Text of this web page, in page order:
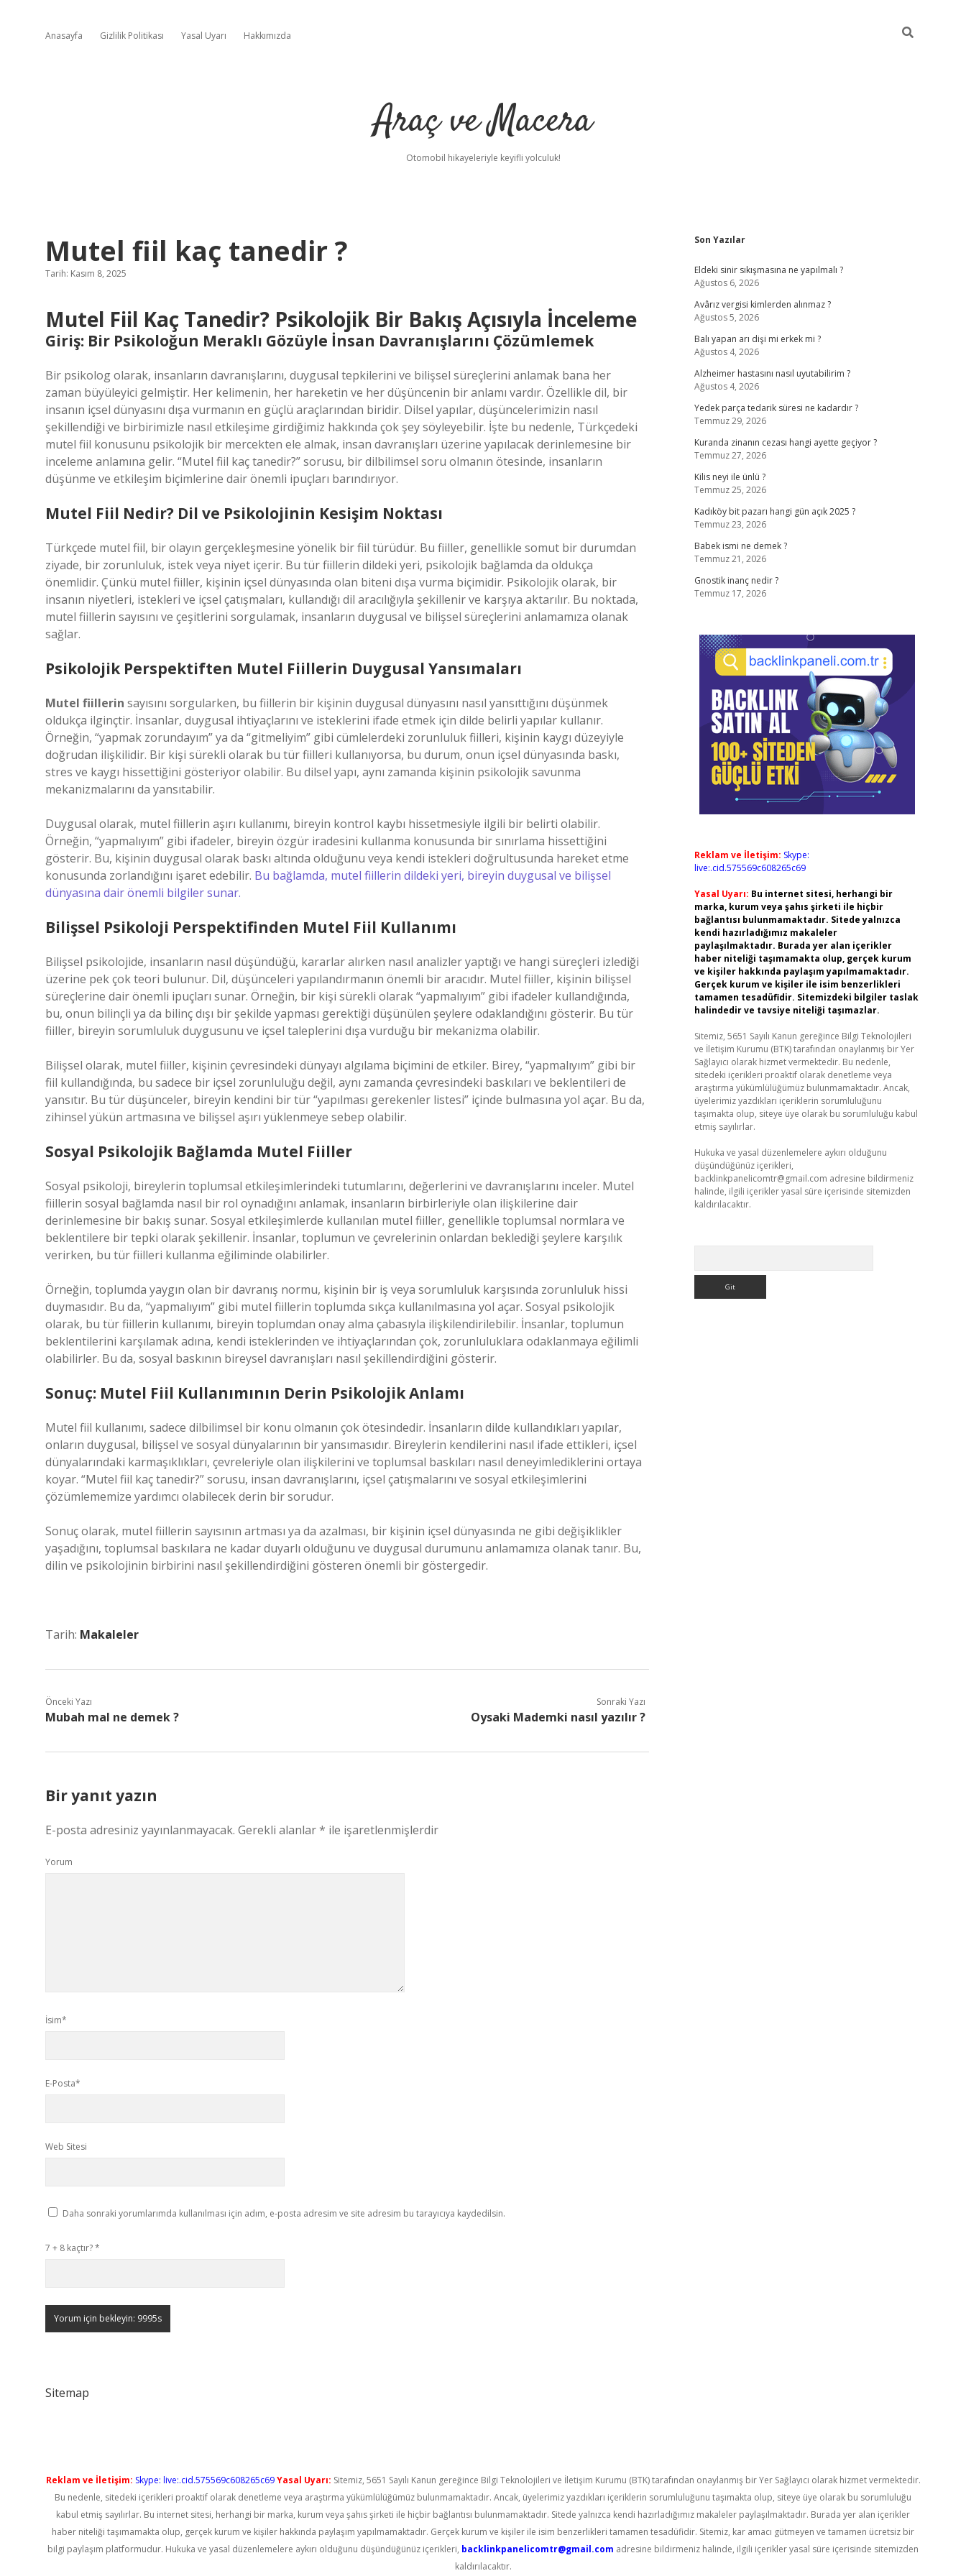
Anasayfa Gizlilik Politikası Yasal Uyarı Hakkımızda
Araç ve Macera
Otomobil hikayeleriyle keyifli yolculuk!
Mutel fiil kaç tanedir ?
Tarih: Kasım 8, 2025
Mutel Fiil Kaç Tanedir? Psikolojik Bir Bakış Açısıyla İnceleme
Giriş: Bir Psikoloğun Meraklı Gözüyle İnsan Davranışlarını Çözümlemek
Bir psikolog olarak, insanların davranışlarını, duygusal tepkilerini ve bilişsel süreçlerini anlamak bana her
zaman büyüleyici gelmiştir. Her kelimenin, her hareketin ve her düşüncenin bir anlamı vardır. Özellikle dil, bir
insanın içsel dünyasını dışa vurmanın en güçlü araçlarından biridir. Dilsel yapılar, düşüncelerimizin nasıl
şekillendiği ve birbirimizle nasıl etkileşime girdiğimiz hakkında çok şey söyleyebilir. İşte bu nedenle, Türkçedeki
mutel fiil konusunu psikolojik bir mercekten ele almak, insan davranışları üzerine yapılacak derinlemesine bir
inceleme anlamına gelir. “Mutel fiil kaç tanedir?” sorusu, bir dilbilimsel soru olmanın ötesinde, insanların
düşünme ve etkileşim biçimlerine dair önemli ipuçları barındırıyor.
Mutel Fiil Nedir? Dil ve Psikolojinin Kesişim Noktası
Türkçede mutel fiil, bir olayın gerçekleşmesine yönelik bir fiil türüdür. Bu fiiller, genellikle somut bir durumdan
ziyade, bir zorunluluk, istek veya niyet içerir. Bu tür fiillerin dildeki yeri, psikolojik bağlamda da oldukça
önemlidir. Çünkü mutel fiiller, kişinin içsel dünyasında olan biteni dışa vurma biçimidir. Psikolojik olarak, bir
insanın niyetleri, istekleri ve içsel çatışmaları, kullandığı dil aracılığıyla şekillenir ve karşıya aktarılır. Bu noktada,
mutel fiillerin sayısını ve çeşitlerini sorgulamak, insanların duygusal ve bilişsel süreçlerini anlamamıza olanak
sağlar.
Psikolojik Perspektiften Mutel Fiillerin Duygusal Yansımaları
Mutel fiillerin sayısını sorgularken, bu fiillerin bir kişinin duygusal dünyasını nasıl yansıttığını düşünmek
oldukça ilginçtir. İnsanlar, duygusal ihtiyaçlarını ve isteklerini ifade etmek için dilde belirli yapılar kullanır.
Örneğin, “yapmak zorundayım” ya da “gitmeliyim” gibi cümlelerdeki zorunluluk fiilleri, kişinin kaygı düzeyiyle
doğrudan ilişkilidir. Bir kişi sürekli olarak bu tür fiilleri kullanıyorsa, bu durum, onun içsel dünyasında baskı,
stres ve kaygı hissettiğini gösteriyor olabilir. Bu dilsel yapı, aynı zamanda kişinin psikolojik savunma
mekanizmalarını da yansıtabilir.
Duygusal olarak, mutel fiillerin aşırı kullanımı, bireyin kontrol kaybı hissetmesiyle ilgili bir belirti olabilir.
Örneğin, “yapmalıyım” gibi ifadeler, bireyin özgür iradesini kullanma konusunda bir sınırlama hissettiğini
gösterir. Bu, kişinin duygusal olarak baskı altında olduğunu veya kendi istekleri doğrultusunda hareket etme
konusunda zorlandığını işaret edebilir. Bu bağlamda, mutel fiillerin dildeki yeri, bireyin duygusal ve bilişsel
dünyasına dair önemli bilgiler sunar.
Bilişsel Psikoloji Perspektifinden Mutel Fiil Kullanımı
Bilişsel psikolojide, insanların nasıl düşündüğü, kararlar alırken nasıl analizler yaptığı ve hangi süreçleri izlediği
üzerine pek çok teori bulunur. Dil, düşünceleri yapılandırmanın önemli bir aracıdır. Mutel fiiller, kişinin bilişsel
süreçlerine dair önemli ipuçları sunar. Örneğin, bir kişi sürekli olarak “yapmalıyım” gibi ifadeler kullandığında,
bu, onun bilinçli ya da bilinç dışı bir şekilde yapması gerektiği düşünülen şeylere odaklandığını gösterir. Bu tür
fiiller, bireyin sorumluluk duygusunu ve içsel taleplerini dışa vurduğu bir mekanizma olabilir.
Bilişsel olarak, mutel fiiller, kişinin çevresindeki dünyayı algılama biçimini de etkiler. Birey, “yapmalıyım” gibi bir
fiil kullandığında, bu sadece bir içsel zorunluluğu değil, aynı zamanda çevresindeki baskıları ve beklentileri de
yansıtır. Bu tür düşünceler, bireyin kendini bir tür “yapılması gerekenler listesi” içinde bulmasına yol açar. Bu da,
zihinsel yükün artmasına ve bilişsel aşırı yüklenmeye sebep olabilir.
Sosyal Psikolojik Bağlamda Mutel Fiiller
Sosyal psikoloji, bireylerin toplumsal etkileşimlerindeki tutumlarını, değerlerini ve davranışlarını inceler. Mutel
fiillerin sosyal bağlamda nasıl bir rol oynadığını anlamak, insanların birbirleriyle olan ilişkilerine dair
derinlemesine bir bakış sunar. Sosyal etkileşimlerde kullanılan mutel fiiller, genellikle toplumsal normlara ve
beklentilere bir tepki olarak şekillenir. İnsanlar, toplumun ve çevrelerinin onlardan beklediği şeylere karşılık
verirken, bu tür fiilleri kullanma eğiliminde olabilirler.
Örneğin, toplumda yaygın olan bir davranış normu, kişinin bir iş veya sorumluluk karşısında zorunluluk hissi
duymasıdır. Bu da, “yapmalıyım” gibi mutel fiillerin toplumda sıkça kullanılmasına yol açar. Sosyal psikolojik
olarak, bu tür fiillerin kullanımı, bireyin toplumdan onay alma çabasıyla ilişkilendirilebilir. İnsanlar, toplumun
beklentilerini karşılamak adına, kendi isteklerinden ve ihtiyaçlarından çok, zorunluluklara odaklanmaya eğilimli
olabilirler. Bu da, sosyal baskının bireysel davranışları nasıl şekillendirdiğini gösterir.
Sonuç: Mutel Fiil Kullanımının Derin Psikolojik Anlamı
Mutel fiil kullanımı, sadece dilbilimsel bir konu olmanın çok ötesindedir. İnsanların dilde kullandıkları yapılar,
onların duygusal, bilişsel ve sosyal dünyalarının bir yansımasıdır. Bireylerin kendilerini nasıl ifade ettikleri, içsel
dünyalarındaki karmaşıklıkları, çevreleriyle olan ilişkilerini ve toplumsal baskıları nasıl deneyimlediklerini ortaya
koyar. “Mutel fiil kaç tanedir?” sorusu, insan davranışlarını, içsel çatışmalarını ve sosyal etkileşimlerini
çözümlememize yardımcı olabilecek derin bir sorudur.
Sonuç olarak, mutel fiillerin sayısının artması ya da azalması, bir kişinin içsel dünyasında ne gibi değişiklikler
yaşadığını, toplumsal baskılara ne kadar duyarlı olduğunu ve duygusal durumunu anlamamıza olanak tanır. Bu,
dilin ve psikolojinin birbirini nasıl şekillendirdiğini gösteren önemli bir göstergedir.
Tarih: Makaleler
Önceki Yazı
Mubah mal ne demek ?
Sonraki Yazı
Oysaki Mademki nasıl yazılır ?
Bir yanıt yazın
E-posta adresiniz yayınlanmayacak. Gerekli alanlar* ile işaretlenmişlerdir
Yorum
İsim*
E-Posta*
Web Sitesi
Daha sonraki yorumlarımda kullanılması için adım, e-posta adresim ve site adresim bu tarayıcıya kaydedilsin.
7 + 8 kaçtır?*
Sitemap
Sidebar
Son Yazılar
Eldeki sinir sıkışmasına ne yapılmalı ?
Ağustos 6, 2026
Avârız vergisi kimlerden alınmaz ?
Ağustos 5, 2026
Balı yapan arı dişi mi erkek mi ?
Ağustos 4, 2026
Alzheimer hastasını nasıl uyutabilirim ?
Ağustos 4, 2026
Yedek parça tedarik süresi ne kadardır ?
Temmuz 29, 2026
Kuranda zinanın cezası hangi ayette geçiyor ?
Temmuz 27, 2026
Kilis neyi ile ünlü ?
Temmuz 25, 2026
Kadıköy bit pazarı hangi gün açık 2025 ?
Temmuz 23, 2026
Babek ismi ne demek ?
Temmuz 21, 2026
Gnostik inanç nedir ?
Temmuz 17, 2026
Reklam ve İletişim: Skype:
live:.cid.575569c608265c69
Yasal Uyarı: Bu internet sitesi, herhangi bir
marka, kurum veya şahıs şirketi ile hiçbir
bağlantısı bulunmamaktadır. Sitede yalnızca
kendi hazırladığımız makaleler
paylaşılmaktadır. Burada yer alan içerikler
haber niteliği taşımamakta olup, gerçek kurum
ve kişiler hakkında paylaşım yapılmamaktadır.
Gerçek kurum ve kişiler ile isim benzerlikleri
tamamen tesadüfidir. Sitemizdeki bilgiler taslak
halindedir ve tavsiye niteliği taşımazlar.
Sitemiz, 5651 Sayılı Kanun gereğince Bilgi Teknolojileri
ve İletişim Kurumu (BTK) tarafından onaylanmış bir Yer
Sağlayıcı olarak hizmet vermektedir. Bu nedenle,
sitedeki içerikleri proaktif olarak denetleme veya
araştırma yükümlülüğümüz bulunmamaktadır. Ancak,
üyelerimiz yazdıkları içeriklerin sorumluluğunu
taşımakta olup, siteye üye olarak bu sorumluluğu kabul
etmiş sayılırlar.
Hukuka ve yasal düzenlemelere aykırı olduğunu
düşündüğünüz içerikleri,
backlinkpanelicomtr@gmail.com adresine bildirmeniz
halinde, ilgili içerikler yasal süre içerisinde sitemizden
kaldırılacaktır.
Reklam ve İletişim: Skype: live:.cid.575569c608265c69 Yasal Uyarı: Sitemiz, 5651 Sayılı Kanun gereğince Bilgi Teknolojileri ve İletişim Kurumu (BTK) tarafından onaylanmış bir Yer Sağlayıcı olarak hizmet vermektedir.
Bu nedenle, sitedeki içerikleri proaktif olarak denetleme veya araştırma yükümlülüğümüz bulunmamaktadır. Ancak, üyelerimiz yazdıkları içeriklerin sorumluluğunu taşımakta olup, siteye üye olarak bu sorumluluğu
kabul etmiş sayılırlar. Bu internet sitesi, herhangi bir marka, kurum veya şahıs şirketi ile hiçbir bağlantısı bulunmamaktadır. Sitede yalnızca kendi hazırladığımız makaleler paylaşılmaktadır. Burada yer alan içerikler
haber niteliği taşımamakta olup, gerçek kurum ve kişiler hakkında paylaşım yapılmamaktadır. Gerçek kurum ve kişiler ile isim benzerlikleri tamamen tesadüfidir. Sitemiz, kar amacı gütmeyen ve tamamen ücretsiz bir
bilgi paylaşım platformudur. Hukuka ve yasal düzenlemelere aykırı olduğunu düşündüğünüz içerikleri, backlinkpanelicomtr@gmail.com adresine bildirmeniz halinde, ilgili içerikler yasal süre içerisinde sitemizden
kaldırılacaktır.